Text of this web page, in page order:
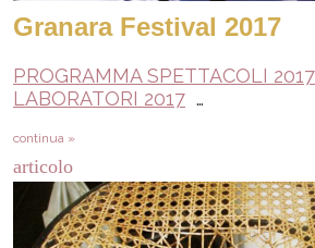
Granara Festival 2017
PROGRAMMA SPETTACOLI 2017
LABORATORI 2017 …
continua »
articolo